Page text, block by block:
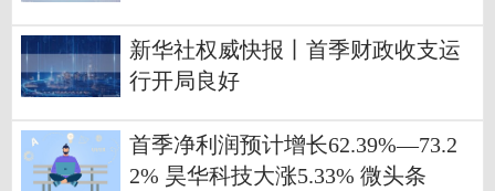
新华社权威快报丨首季财政收支运
行开局良好
首季净利润预计增长62.39%—73.2
2% 昊华科技大涨5.33% 微头条